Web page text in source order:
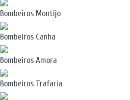
Bombeiros Montijo
Bombeiros Canha
Bombeiros Amora
Bombeiros Trafaria